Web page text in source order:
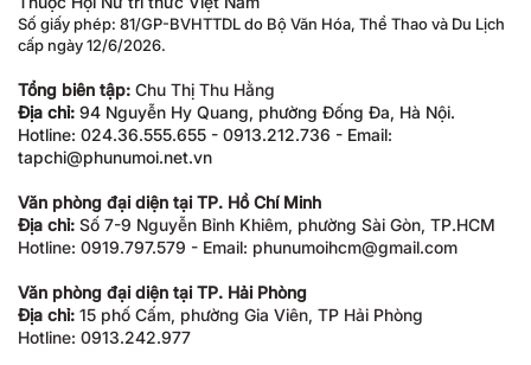
Số giấy phép: 81/GP-BVHTTDL do Bộ Văn Hóa, Thể Thao và Du Lịch
cấp ngày 12/6/2026.
Tổng biên tập: Chu Thị Thu Hằng
Địa chỉ: 94 Nguyễn Hy Quang, phường Đống Đa, Hà Nội.
Hotline: 024.36.555.655 - 0913.212.736 - Email:
tapchi@phunumoi.net.vn
Văn phòng đại diện tại TP. Hồ Chí Minh
Địa chỉ: Số 7-9 Nguyễn Bỉnh Khiêm, phường Sài Gòn, TP.HCM
Hotline: 0919.797.579 - Email: phunumoihcm@gmail.com
Văn phòng đại diện tại TP. Hải Phòng
Địa chỉ: 15 phố Cấm, phường Gia Viên, TP Hải Phòng
Hotline: 0913.242.977